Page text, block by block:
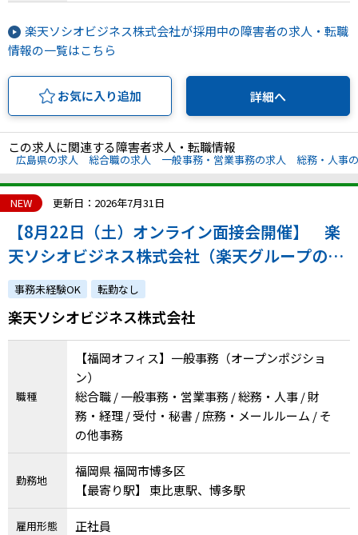
楽天ソシオビジネス株式会社が採用中の障害者の求人・転職
情報の一覧はこちら
お気に入り追加 詳細へ
この求人に関連する障害者求人・転職情報
広島県の求人 総合職の求人 一般事務・営業事務の求人 総務・人事
NEW 更新日：2026年7月31日
【8月22日（土）オンライン面接会開催】 楽
天ソシオビジネス株式会社（楽天グループの特
例子会社◎障害の有無にかかわらずチャレンジ
できます）
事務未経験OK 転勤なし
楽天ソシオビジネス株式会社
職種
【福岡オフィス】一般事務（オープンポジショ
ン）
総合職 / 一般事務・営業事務 / 総務・人事 / 財
務・経理 / 受付・秘書 / 庶務・メールルーム / そ
の他事務
勤務地
福岡県 福岡市博多区
【最寄り駅】 東比恵駅、博多駅
雇用形態 正社員